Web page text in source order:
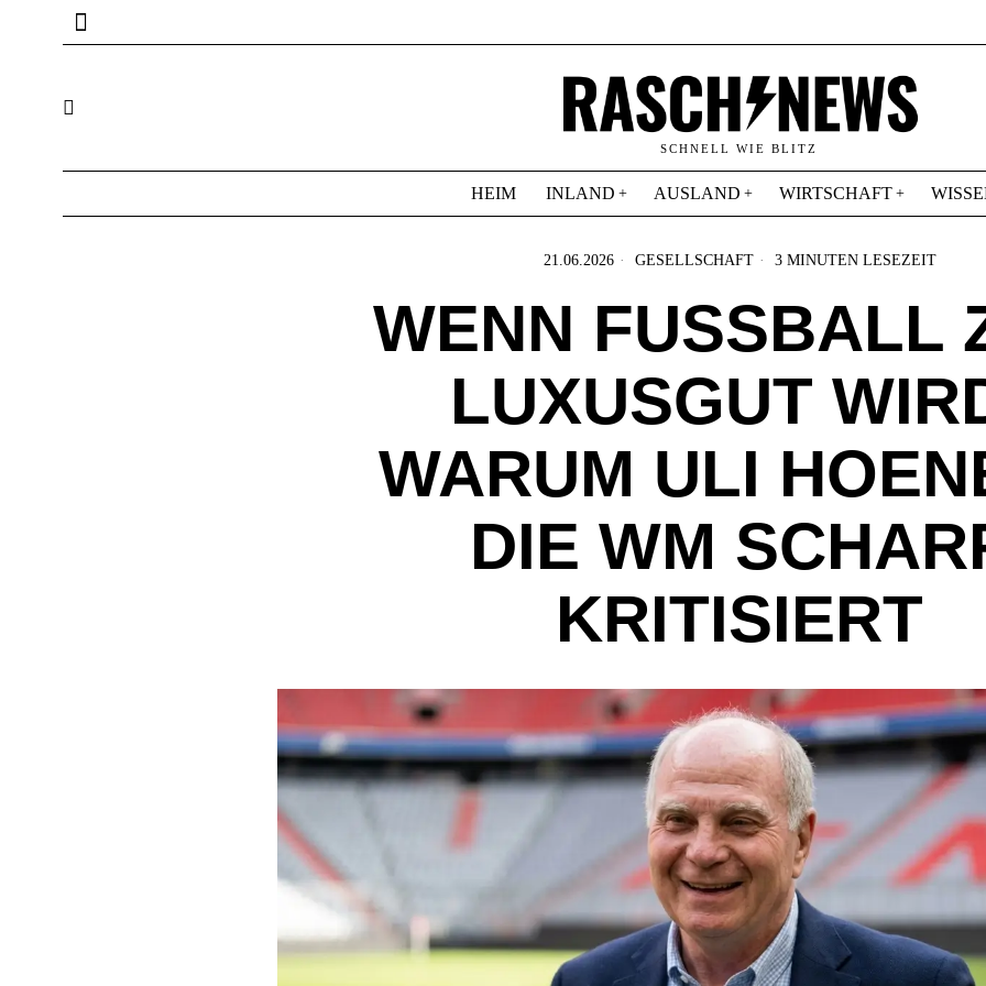
SCHNELL WIE BLITZ
HEIM INLAND AUSLAND WIRTSCHAFT
21.06.2026 GESELLSCHAFT 3 MINUTEN LESEZEIT
WENN FUSSBALL
UXUSGUT WIRD:
ARUM ULI
E WM SCHARF
ITISIERT